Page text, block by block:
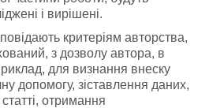
і вирішені.
критеріям авторства,
з дозволу автора, в
для визнання внеску
допомогу, зіставлення даних,
отримання